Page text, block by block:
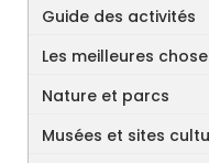
Guide des activités
Les meilleures
Nature et parcs
Musées et sites